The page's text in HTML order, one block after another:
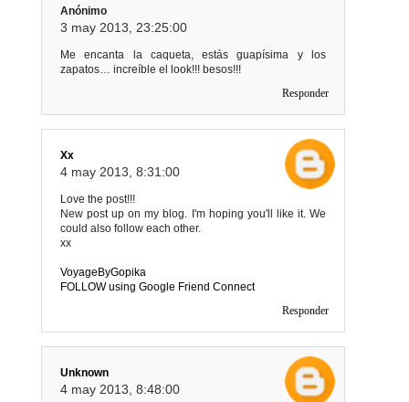
Anónimo
3 may 2013, 23:25:00
Me encanta la caqueta, estás guapísima y los
zapatos… increíble el look!!! besos!!!
Responder
Xx
4 may 2013, 8:31:00
Love the post!!!
New post up on my blog. I'm hoping you'll like it. We
could also follow each other.
xx
VoyageByGopika
FOLLOW using Google Friend Connect
Responder
Unknown
4 may 2013, 8:48:00